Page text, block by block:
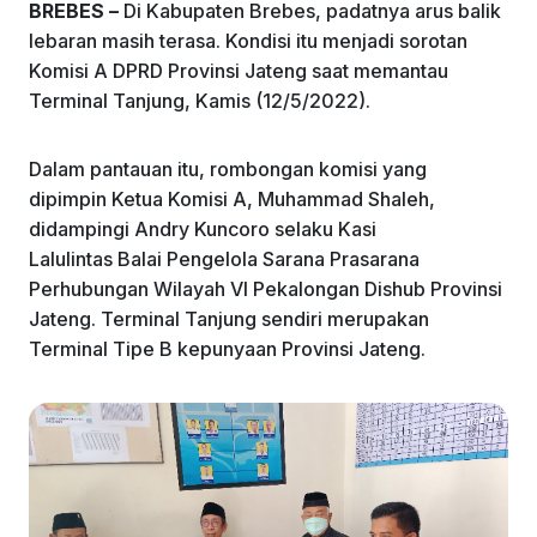
BREBES – Di Kabupaten Brebes, padatnya arus balik
lebaran masih terasa. Kondisi itu menjadi sorotan
Komisi A DPRD Provinsi Jateng saat memantau
Terminal Tanjung, Kamis (12/5/2022).
Dalam pantauan itu, rombongan komisi yang
dipimpin Ketua Komisi A, Muhammad Shaleh,
didampingi Andry Kuncoro selaku Kasi
Lalulintas Balai Pengelola Sarana Prasarana
Perhubungan Wilayah VI Pekalongan Dishub Provinsi
Jateng. Terminal Tanjung sendiri merupakan
Terminal Tipe B kepunyaan Provinsi Jateng.